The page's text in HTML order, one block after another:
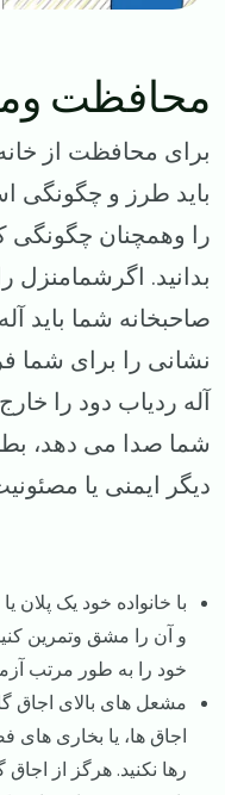
محافظت
برای محافظت از
باید طرز و چگونگی
را وهمچنان چگونگی
بدانید. اگرشمامنزل
صاحبخانه شما باید
نشانی را برای شما
آله ردیاب دود را
شما صدا می دهد،
دیگر ایمنی یا
با خانواده خود یک
و آن را مشق وتمرین
خود را به طور مرتب
مشعل های بالای اجاق
اجاق ها، یا بخاری
رها نکنید. هرگز از